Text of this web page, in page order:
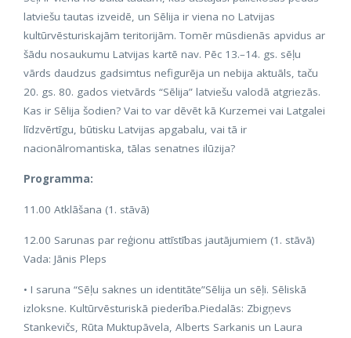
latviešu tautas izveidē, un Sēlija ir viena no Latvijas
kultūrvēsturiskajām teritorijām. Tomēr mūsdienās apvidus ar
šādu nosaukumu Latvijas kartē nav. Pēc 13.–14. gs. sēļu
vārds daudzus gadsimtus nefigurēja un nebija aktuāls, taču
20. gs. 80. gados vietvārds “Sēlija” latviešu valodā atgriezās.
Kas ir Sēlija šodien? Vai to var dēvēt kā Kurzemei vai Latgalei
līdzvērtīgu, būtisku Latvijas apgabalu, vai tā ir
nacionālromantiska, tālas senatnes ilūzija?
Programma:
11.00 Atklāšana (1. stāvā)
12.00 Sarunas par reģionu attīstības jautājumiem (1. stāvā)
Vada: Jānis Pleps
• I saruna “Sēļu saknes un identitāte”Sēlija un sēļi. Sēliskā
izloksne. Kultūrvēsturiskā piederība.Piedalās: Zbigņevs
Stankevičs, Rūta Muktupāvela, Alberts Sarkanis un Laura